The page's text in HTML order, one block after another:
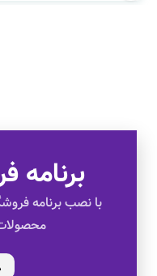
برنامه
با نصب برنامه